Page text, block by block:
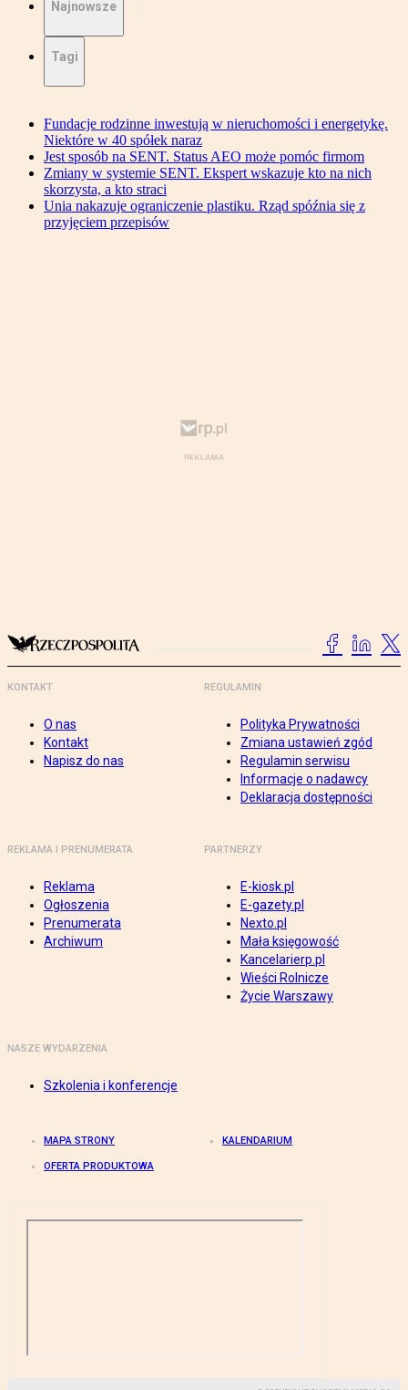
Najnowsze
Tagi
Fundacje rodzinne inwestują w nieruchomości i energetykę.
Niektóre w 40 spółek naraz
Jest sposób na SENT. Status AEO może pomóc firmom
Zmiany w systemie SENT. Ekspert wskazuje kto na nich
skorzysta, a kto straci
Unia nakazuje ograniczenie plastiku. Rząd spóźnia się z
przyjęciem przepisów
KONTAKT
O nas
Kontakt
Napisz do nas
REGULAMIN
Polityka Prywatności
Zmiana ustawień zgód
Regulamin serwisu
Informacje o nadawcy
Deklaracja dostępności
REKLAMA I PRENUMERATA
Reklama
Ogłoszenia
Prenumerata
Archiwum
PARTNERZY
E-kiosk.pl
E-gazety.pl
Nexto.pl
Mała księgowość
Kancelarierp.pl
Wieści Rolnicze
Życie Warszawy
NASZE WYDARZENIA
Szkolenia i konferencje
MAPA STRONY KALENDARIUM
OFERTA PRODUKTOWA